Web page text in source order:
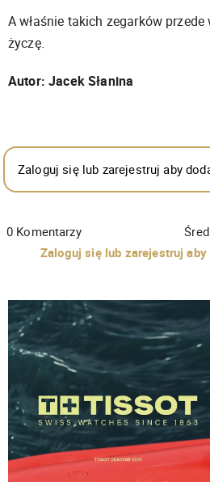
A właśnie takich zegarków
życzę.
Autor: Jacek Słanina
Zaloguj się lub zarejestruj aby
0 Komentarzy
Zaloguj się lub zarejestruj